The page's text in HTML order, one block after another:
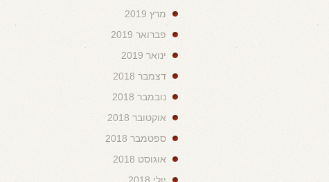
מרץ 2019
פברואר 2019
ינואר 2019
דצמבר 2018
נובמבר 2018
אוקטובר 2018
ספטמבר 2018
אוגוסט 2018